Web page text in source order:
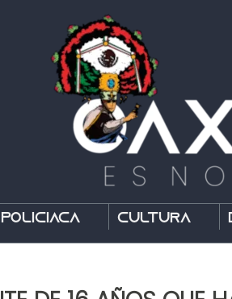
Policíaca Cultura